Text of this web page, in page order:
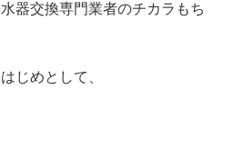
器交換専門業者のチカラもち
じめとして、